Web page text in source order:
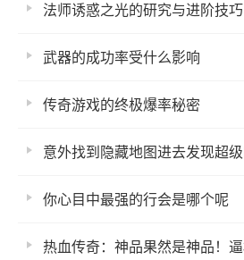
法师诱惑之光的研究与进阶技巧
武器的成功率受什么影响
传奇游戏的终极爆率秘密
你心目中最强的行会是哪个呢